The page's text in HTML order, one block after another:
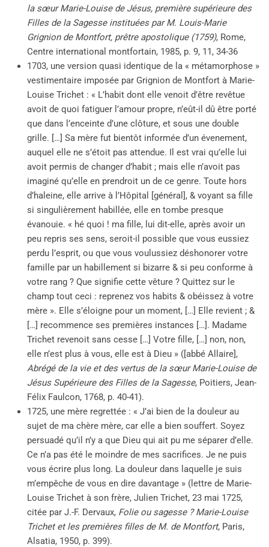
la sœur Marie-Louise de Jésus, première supérieure des
Filles de la Sagesse instituées par M. Louis-Marie
Grignion de Montfort, prêtre apostolique (1759), Rome,
Centre international montfortain, 1985, p. 9, 11, 34-36
1703, une version quasi identique de la « métamorphose »
vestimentaire imposée par Grignion de Montfort à Marie-
Louise Trichet : « L’habit dont elle venoit d’être revêtue
avoit de quoi fatiguer l’amour propre, n’eût-il dû être porté
que dans l’enceinte d’une clôture, et sous une double
grille. […] Sa mère fut bientôt informée d’un évenement,
auquel elle ne s’étoit pas attendue. Il est vrai qu’elle lui
avoit permis de changer d’habit ; mais elle n’avoit pas
imaginé qu’elle en prendroit un de ce genre. Toute hors
d’haleine, elle arrive à l’Hôpital [général], & voyant sa fille
si singulièrement habillée, elle en tombe presque
évanouie. « hé quoi ! ma fille, lui dit-elle, après avoir un
peu repris ses sens, seroit-il possible que vous eussiez
perdu l’esprit, ou que vous voulussiez déshonorer votre
famille par un habillement si bizarre & si peu conforme à
votre rang ? Que signifie cette vêture ? Quittez sur le
champ tout ceci : reprenez vos habits & obéissez à votre
mère ». Elle s’éloigne pour un moment, […] Elle revient ; &
[…] recommence ses premières instances […]. Madame
Trichet revenoit sans cesse […] Votre fille, […] non, non,
elle n’est plus à vous, elle est à Dieu » ([abbé Allaire],
Abrégé de la vie et des vertus de la sœur Marie-Louise de
Jésus Supérieure des Filles de la Sagesse, Poitiers, Jean-
Félix Faulcon, 1768, p. 40-41).
1725, une mère regrettée : « J’ai bien de la douleur au
sujet de ma chère mère, car elle a bien souffert. Soyez
persuadé qu’il n’y a que Dieu qui ait pu me séparer d’elle.
Ce n’a pas été le moindre de mes sacrifices. Je ne puis
vous écrire plus long. La douleur dans laquelle je suis
m’empêche de vous en dire davantage » (lettre de Marie-
Louise Trichet à son frère, Julien Trichet, 23 mai 1725,
citée par J.-F. Dervaux, Folie ou sagesse ? Marie-Louise
Trichet et les premières filles de M. de Montfort, Paris,
Alsatia, 1950, p. 399).